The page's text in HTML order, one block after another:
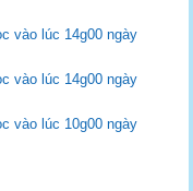
vào lúc 14g00 ngày
vào lúc 14g00 ngày
vào lúc 10g00 ngày